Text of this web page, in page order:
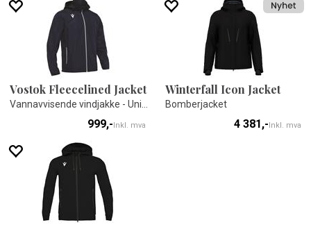
Vostok Fleecelined Jacket
999,-Inkl. mva
Winterfall Icon Jacket
Bomberjacket
4 381,-Inkl. mva